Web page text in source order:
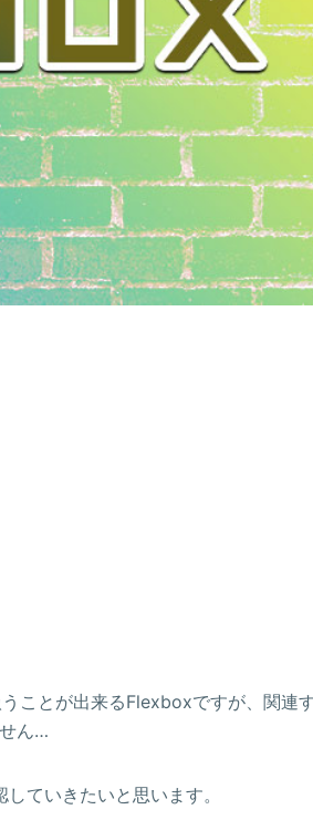
ことが出来るFlexboxですが、関連
ん…
ていきたいと思います。